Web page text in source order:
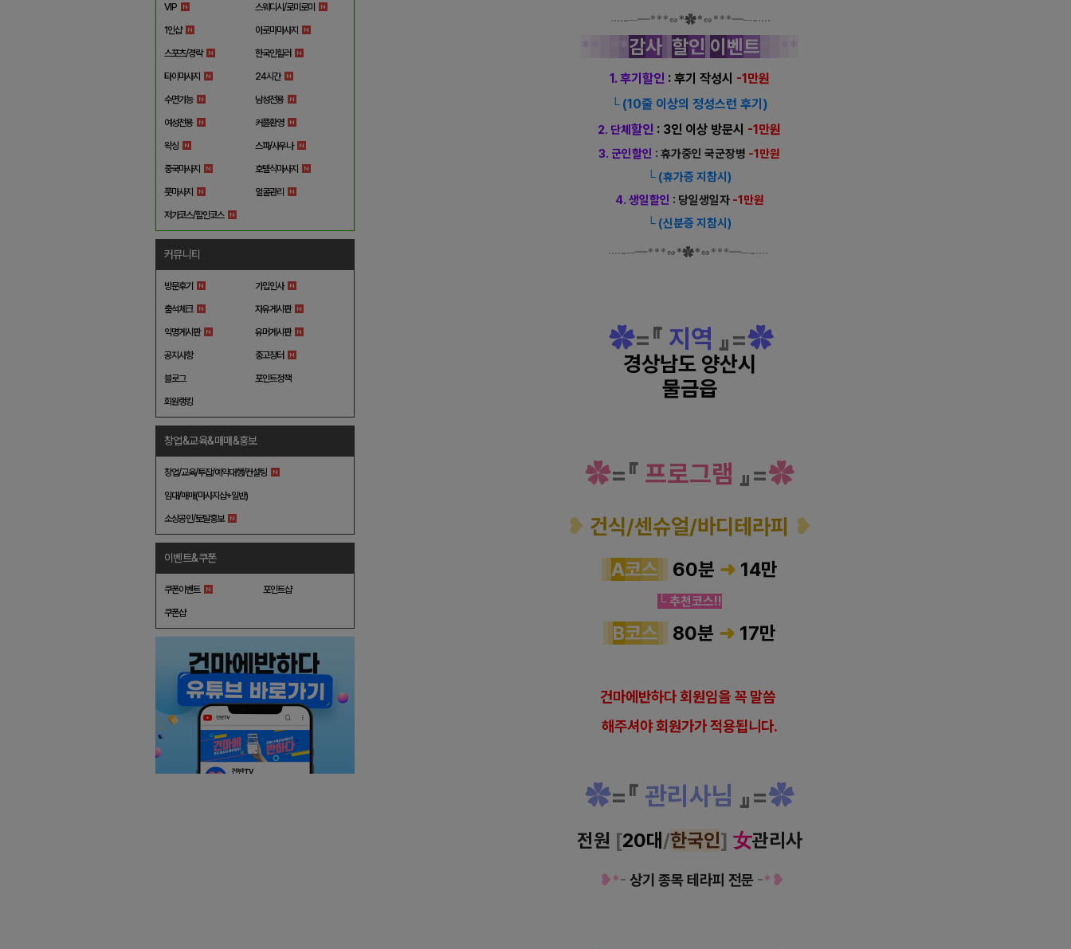
VIP 스웨디시/로미로미
1인샵 아로마마사지
스포츠/경락 한국인힐러
타이마사지 24시간
수면가능 남성전용
여성전용 커플환영
왁싱 스파/사우나
중국마사지 호텔식마사지
풋마사지 얼굴관리
저가코스/할인코스
커뮤니티
방문후기 가입인사
출석체크 자유게시판
익명게시판 유머게시판
공지사항 중고장터
블로그 포인트정책
회원랭킹
창업&교육&매매&홍보
창업/교육/투잡/예약대행/컨설팅
임대/매매(마사지샵+일반)
소상공인/토탈홍보
이벤트&쿠폰
쿠폰이벤트 포인트샵
쿠폰샵
····-─━***∽*✿*∽***━─-····
감사 할인 이 벤트
1. 후기할인 : 후기 작성시 -1만원
└ (10줄 이상의 정성스런 후기)
2. 단체 할인 : 3인 이상 방문시 -1만원
3. 군인할인 : 휴가중인 국군장병 -1만원
└ (휴가증 지참시)
4. 생일할인 : 당일생일자 -1만원
└ (신분증 지참시)
····-─━***∽*✿*∽***━─-····
✿=『 지역 』=✿
경상남도 양산시
물금읍
✿=『 프로그램 』=✿
❥ 건식/센슈얼/바디테라피 ❥
A코스 60분 ➜ 14만
└ 추천코스!!
B코스 80분 ➜ 17만
건마에반하다 회원임을 꼭 말씀
해주셔야 회원가가 적용됩니다.
✿=『 관리사님 』=✿
전원 [20대 /한국인] 女관리사
❥*- 상기 종목 테라피 전문 -*❥